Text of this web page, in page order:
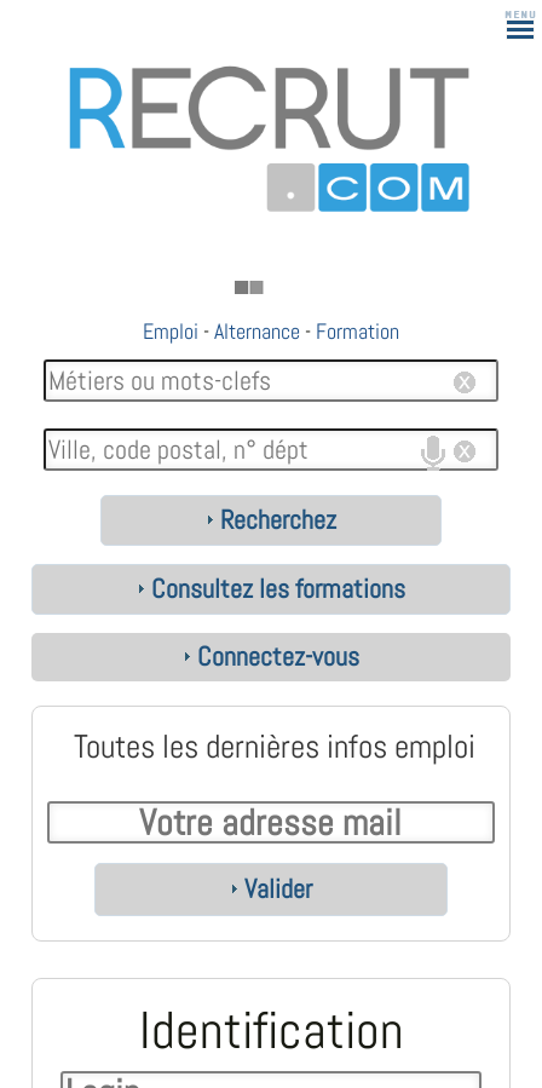
Emploi -Alternance - Formation
Recherchez
Consultez les formations
Connectez-vous
Toutes les dernières infos emploi
Valider
Identification